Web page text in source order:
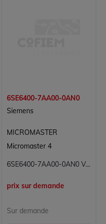
6SE6400-7AA00-0AN0
Siemens
MICROMASTER
Micromaster 4
6SE6400-7AA00-0AN0 Ventilateur Module de ventilation Micromaster Siemens
prix sur demande
Sur demande